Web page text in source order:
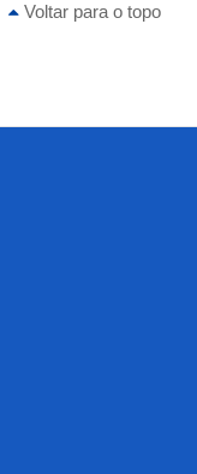
Voltar para o topo